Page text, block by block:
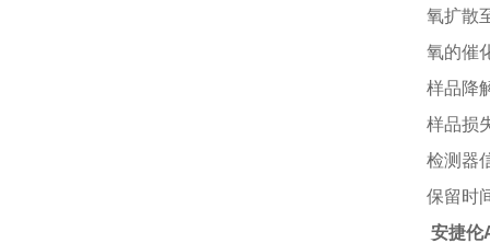
氧扩散
氧的催
样品降
样品损
检测器
保留时
安捷伦